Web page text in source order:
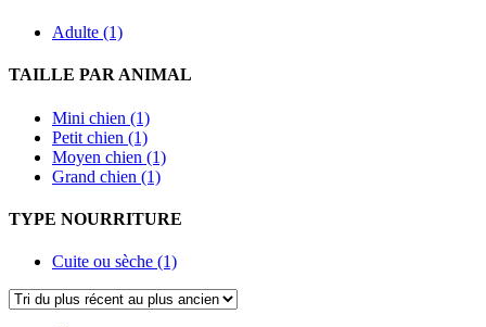
Adulte (1)
TAILLE PAR ANIMAL
Mini chien (1)
Petit chien (1)
Moyen chien (1)
Grand chien (1)
TYPE NOURRITURE
Cuite ou sèche (1)